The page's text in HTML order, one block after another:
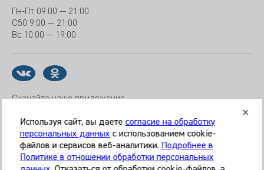
Пн-Пт 09:00 — 21:00
Сб0 9:00 — 21:00
Вс 10:00 — 19:00
Скачайте наше приложение
© 2026 Клиника «МЕДИКАЛ ОН ГРУП»
Все права защищены
Используя сайт, вы даете согласие на обработку
персональных данныхс использованием cookie-
файлов и сервисов веб-аналитики. Подробнее в
Политике в отношении обработки персональных